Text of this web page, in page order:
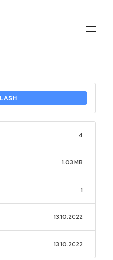
4
1.03 MB
1
13.10.2022
13.10.2022